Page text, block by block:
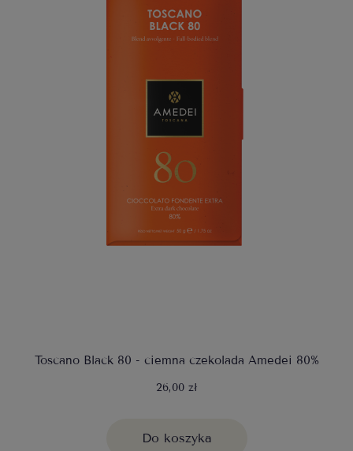
Toscano Black 80 - ciemna czekolada Amedei 80%
26,00 zł
Do koszyka